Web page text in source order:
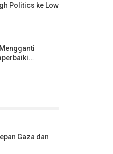
Politics ke Low
Gaza dan